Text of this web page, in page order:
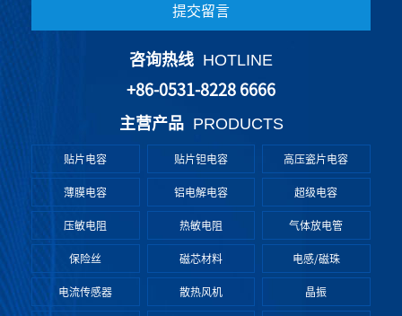
提交留言
咨询热线 HOTLINE
+86-0531-8228 6666
主营产品 PRODUCTS
贴片电容 贴片钽电容 高压瓷片电容
薄膜电容 铝电解电容 超级电容
压敏电阻 热敏电阻 气体放电管
保险丝 磁芯材料 电感/磁珠
电流传感器 散热风机 晶振